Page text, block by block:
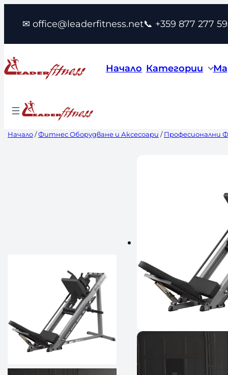
съдържанието
✉ office@leaderfitness.net📞 +359 877 277
Начало Категории
Начало/Фитнес Оборудване и Аксесоари /Професионални